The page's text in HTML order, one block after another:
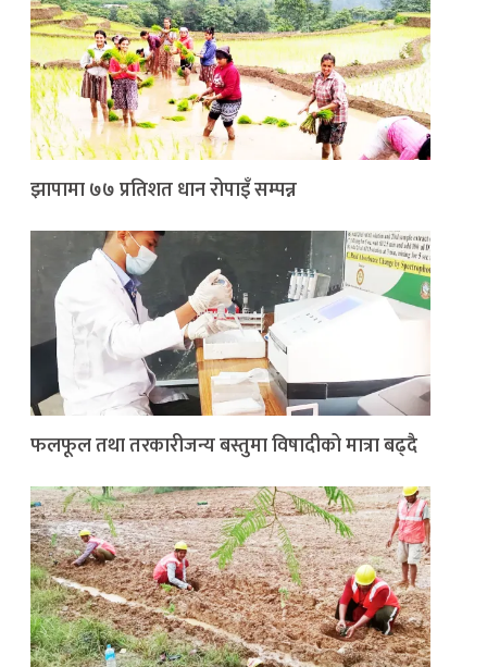
झापामा ७७ प्रतिशत धान रोपाइँ सम्पन्न
फलफूल तथा तरकारीजन्य बस्तुमा विषादीको मात्रा बढ्दै